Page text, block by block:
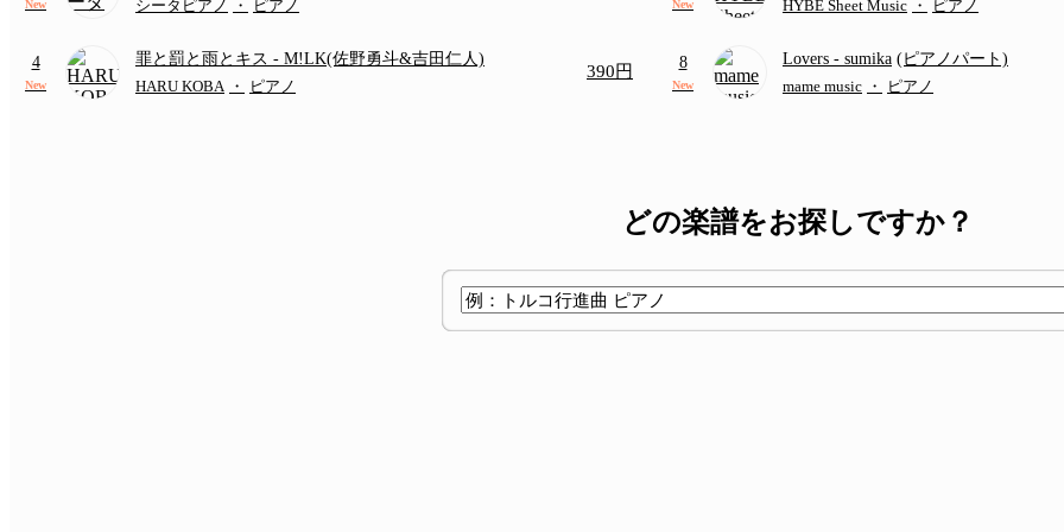
New シータピアノ ・ ピアノ
4
New
罪と罰と雨とキス - M!LK(佐野勇斗&吉田仁人)
HARU KOBA
・ ピアノ
390円
New HYBE Sheet Music ・ ピアノ
8
New
Lovers - sumika (ピアノパート)
mame music ・ ピアノ
どの楽譜をお探しですか？